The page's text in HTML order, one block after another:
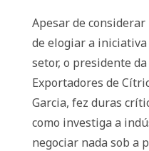
Apesar de
de elogiar a
setor, o presidente
Exportadores de
Garcia, fez duras
como investiga a
negociar nada sob a